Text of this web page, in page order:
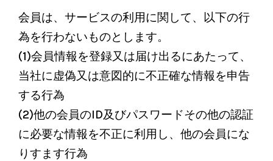
会員は、サービスの利用に関して、以下の行
為を行わないものとします。
(1)会員情報を登録又は届け出るにあたって、
当社に虚偽又は意図的に不正確な情報を申告
する行為
(2)他の会員のID及びパスワードその他の認証
に必要な情報を不正に利用し、他の会員にな
りすます行為